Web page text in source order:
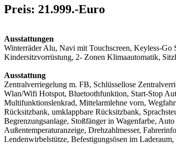
Preis: 21.999.-Euro
Ausstattungen
Winterräder Alu, Navi mit Touchscreen, Keyless-
Kindersitzvorrüstung, 2- Zonen Klimaautomatik,
Ausstattung
Zentralverriegelung m. FB, Schlüssellose
Wlan/Wifi Hotspot, Bluetoothfunktion, Start-Stop
Multifunktionslenkrad, Mittelarmlehne vorn,
Rücksitzbank, umklappbare Rücksitzbank,
Begrenzungsanlage, Stoßfänger in Wagenfarbe,
Außentemperaturanzeige, Drehzahlmesser,
Lendenwirbelstütze, Befestigungsösen im